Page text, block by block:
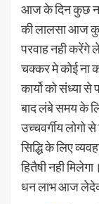
आज के दिन कुछ
की लालसा आज
परवाह नही करेंगे
चक्कर मे कोई ना
कार्यो को संध्या
बाद लंबे समय के
उच्चवर्गीय लोगो
सिद्धि के लिए
हितैषी नही
धन लाभ आज